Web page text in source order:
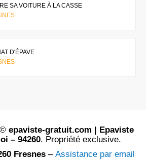
SA VOITURE À LA CASSE
D'ÉPAVE
epaviste-gratuit.com | Epaviste
– 94260. Propriété exclusive.
Fresnes – Assistance par email